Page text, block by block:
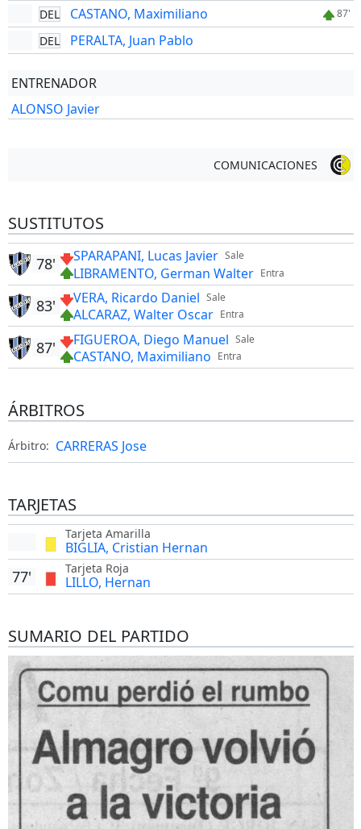
DEL CASTANO, Maximiliano 87'
DEL PERALTA, Juan Pablo
ENTRENADOR
ALONSO Javier
COMUNICACIONES
SUSTITUTOS
Sale
SPARAPANI, Lucas Javier
Entra
LIBRAMENTO, German Walter
78'
Sale
VERA, Ricardo Daniel
Entra
ALCARAZ, Walter Oscar
83'
Sale
FIGUEROA, Diego Manuel
Entra
CASTANO, Maximiliano
87'
ÁRBITROS
Árbitro: CARRERAS Jose
TARJETAS
Tarjeta Amarilla
BIGLIA, Cristian Hernan
Tarjeta Roja
LILLO, Hernan
77'
SUMARIO DEL PARTIDO